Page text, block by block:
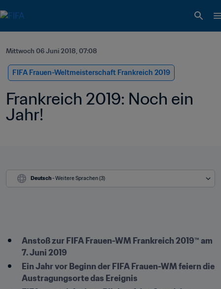
Mittwoch 06 Juni 2018, 07:08
FIFA Frauen-Weltmeisterschaft Frankreich 2019
Frankreich 2019: Noch ein
Jahr!
Deutsch - Weitere Sprachen (3)
Anstoß zur FIFA Frauen-WM Frankreich 2019™ am
7. Juni 2019
Ein Jahr vor Beginn der FIFA Frauen-WM feiern die
Austragungsorte das Ereignis